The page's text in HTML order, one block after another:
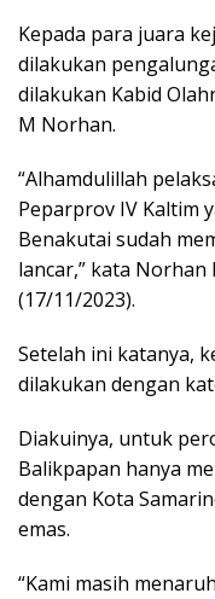
Kepada para juara
dilakukan
dilakukan Kabid
M Norhan.
“Alhamdulillah
Peparprov IV Kaltim
Benakutai sudah
lancar,” kata Norhan
(17/11/2023).
Setelah ini katanya,
dilakukan dengan
Diakuinya, untuk
Balikpapan hanya
dengan Kota
emas.
“Kami masih